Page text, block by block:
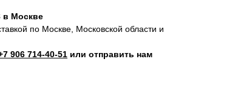
в Москве
по Москве, Московской области и
906 714‑40-51 или отправить нам